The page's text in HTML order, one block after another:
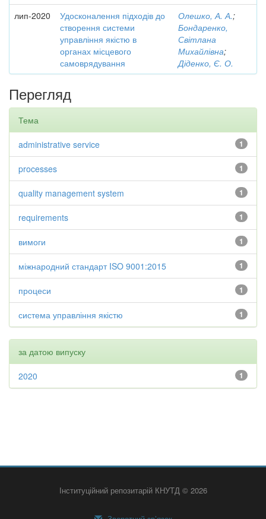
лип-2020
Удосконалення підходів до
створення системи
управління якістю в
органах місцевого
самоврядування
Олешко, А. А.;
Бондаренко,
Світлана
Михайлівна;
Діденко, Є. О.
Перегляд
Тема
1
administrative service
1
processes
1
quality management system
1
requirements
1
вимоги
1
міжнародний стандарт ISO 9001:2015
1
процеси
1
система управління якістю
за датою випуску
1
2020
Інституційний репозитарій КНУТД © 2026